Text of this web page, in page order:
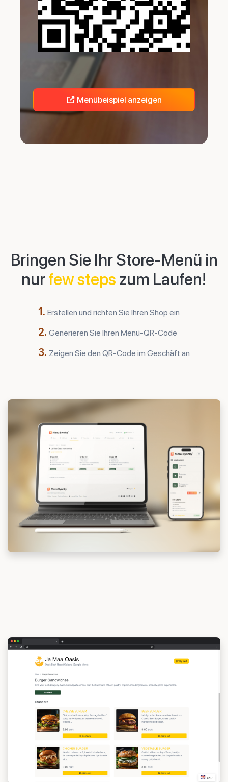
Menübeispiel anzeigen
Bringen Sie Ihr Store-Menü in
nurfew steps zum Laufen!
1. Erstellen und richten Sie Ihren Shop ein
2. Generieren Sie Ihren Menü-QR-Code
3. Zeigen Sie den QR-Code im Geschäft an